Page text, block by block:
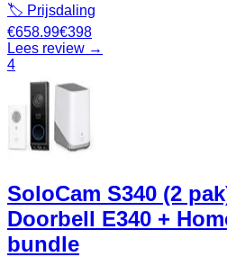
🏷️ Prijsdaling
€658.99€398
Lees review →
4
SoloCam S340 (2
Doorbell E340 +
bundle